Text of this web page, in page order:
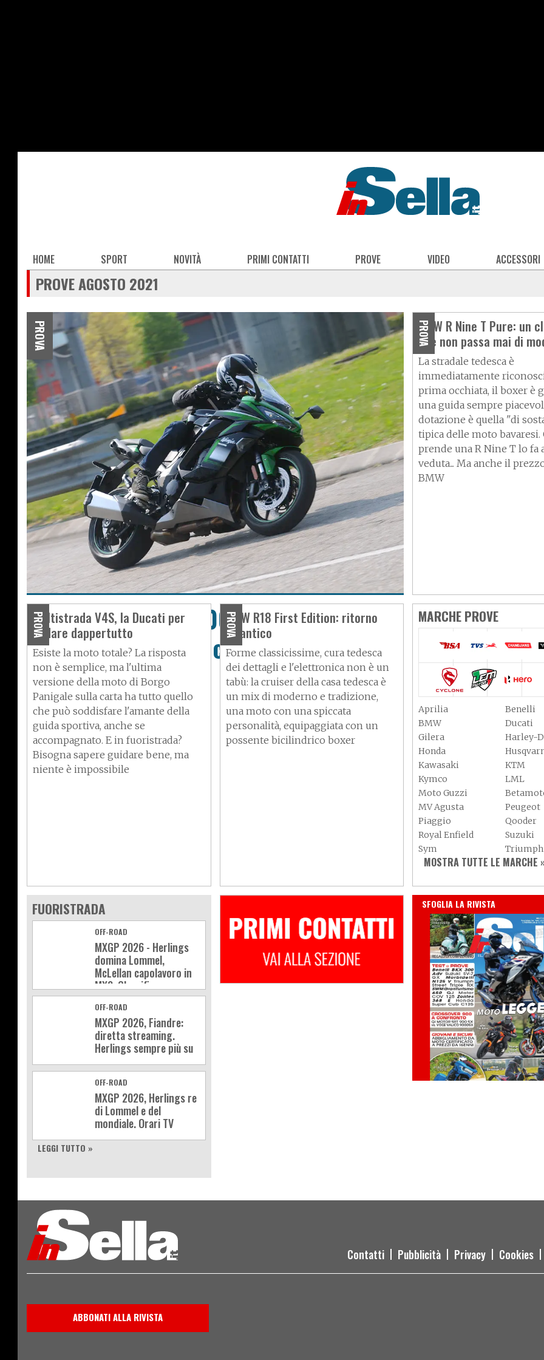
Main
navigation
HOME SPORT NOVITÀ PRIMI CONTATTI PROVE VIDEO ACCESSORI
PROVE AGOSTO 2021
PROVA
Kawasaki Ninja 1000 SX: cattiva
quando serve, docile
all'occorrenza
PROVA
BMW R Nine T Pure: un
che non passa mai di
La stradale tedesca è
immediatamente
prima occhiata, il boxer è
una guida sempre
dotazione è quella "di
tipica delle moto bavaresi.
prende una R Nine T lo fa
veduta... Ma anche il
BMW
PROVA
Multistrada V4S, la Ducati per
andare dappertutto
Esiste la moto totale? La risposta
non è semplice, ma l'ultima
versione della moto di Borgo
Panigale sulla carta ha tutto quello
che può soddisfare l'amante della
guida sportiva, anche se
accompagnato. E in fuoristrada?
Bisogna sapere guidare bene, ma
niente è impossibile
PROVA
BMW R18 First Edition: ritorno
all'antico
Forme classicissime, cura tedesca
dei dettagli e l'elettronica non è un
tabù: la cruiser della casa tedesca è
un mix di moderno e tradizione,
una moto con una spiccata
personalità, equipaggiata con un
possente bicilindrico boxer
MARCHE PROVE
Aprilia
Benelli
BMW
Ducati
Gilera
Harley-
Honda
Kawasaki
KTM
Kymco
LML
Moto Guzzi
MV Agusta
Peugeot
Piaggio
Qooder
Royal Enfield
Suzuki
Sym
Triumph
Vespa
Yamaha
Axy
MOSTRA TUTTE LE MARCHE
FUORISTRADA
OFF-ROAD
MXGP 2026 - Herlings
domina Lommel,
McLellan capolavoro in
MX2. Classifica e
calendario
OFF-ROAD
MXGP 2026, Fiandre:
diretta streaming.
Herlings sempre più su
OFF-ROAD
MXGP 2026, Herlings re
di Lommel e del
mondiale. Orari TV
LEGGI TUTTO »
IN EDICOLA
SFOGLIA LA RIVISTA
Contatti Pubblicità Privacy Cookies
ABBONATI ALLA RIVISTA